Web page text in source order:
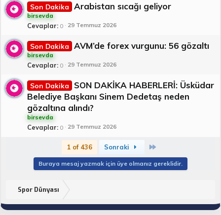
Son Dakika Arabistan sıcağı geliyor
birsevda
Cevaplar 0 29 Temmuz 2026
Son Dakika AVM’de forex vurgunu: 56 gözaltı
birsevda
Cevaplar 0 29 Temmuz 2026
Son Dakika
SON DAKİKA HABERLERİ: Üsküdar
Belediye Başkanı Sinem Dedetaş neden
gözaltına alındı?
birsevda
Cevaplar 0 29 Temmuz 2026
1 of 436 Sonraki
Buraya mesaj yazmak için üye olmanız gereklidir.
Spor Dünyası